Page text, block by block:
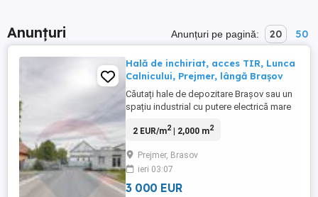
Anunțuri Anunțuri pe pagină: 20 50
Hală de inchiriat, acces TIR, Lunca
Calnicului, Prejmer, lângă Brașov
Căutați hale de depozitare Brașov sau un
spațiu industrial cu putere electrică mare
industrială open-space de 2000 mp
Prejmer, Lunca Câlnicului, la doar 12 km de
ieșirea din Brașov. Caracteristici: Locație
Strategică: Prejmer, ...
2 EUR/m2| 2,000 m2
Prejmer, Brasov
ieri 03:07
3 000 EUR